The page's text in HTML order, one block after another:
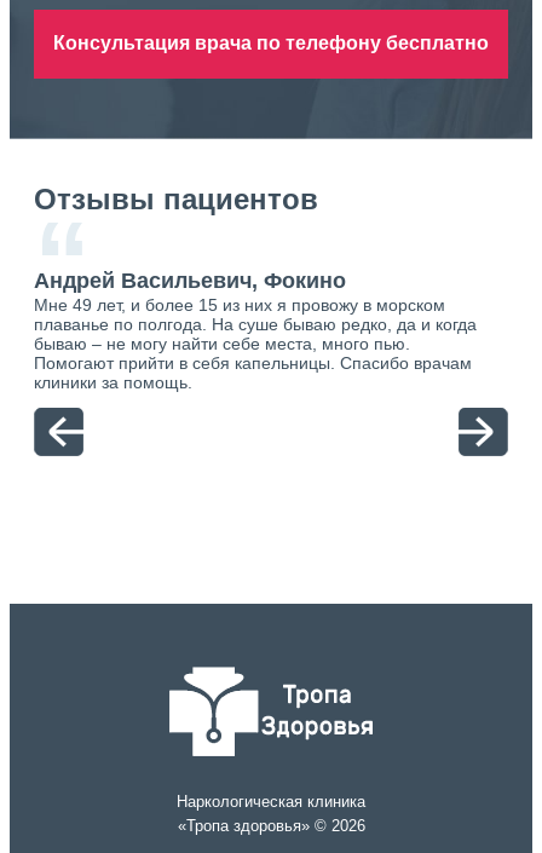
Консультация врача по телефону бесплатно
Отзывы пациентов
“
Андрей Васильевич, Фокино
Мне 49 лет, и более 15 из них я провожу в морском
плаванье по полгода. На суше бываю редко, да и когда
бываю – не могу найти себе места, много пью.
Помогают прийти в себя капельницы. Спасибо врачам
клиники за помощь.
Наркологическая клиника
«Тропа здоровья» © 2026